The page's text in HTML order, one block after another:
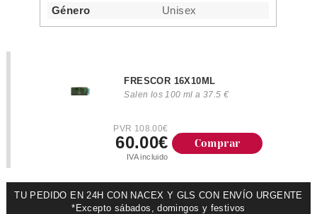
Género
Unisex
FRESCOR 16X10ML
Salen los 100 ml a 37.5 €
PVR 108.00€
60.00€
IVA incluido
Comprar
TU PEDIDO EN 24H CON NACEX Y GLS CON ENVÍO URGENTE
*Excepto sábados, domingos y festivos